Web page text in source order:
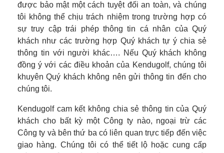
được bảo mật một cách tuyệt đối an toàn, và chúng
tôi không thể chịu trách nhiệm trong trường hợp có
sự truy cập trái phép thông tin cá nhân của Quý
khách như các trường hợp Quý khách tự ý chia sẻ
thông tin với người khác…. Nếu Quý khách không
đồng ý với các điều khoản của Kendugolf, chúng tôi
khuyên Quý khách không nên gửi thông tin đến cho
chúng tôi.
Kendugolf cam kết không chia sẻ thông tin của Quý
khách cho bất kỳ một Công ty nào, ngoại trừ các
Công ty và bên thứ ba có liên quan trực tiếp đến việc
giao hàng. Chúng tôi có thể tiết lộ hoặc cung cấp